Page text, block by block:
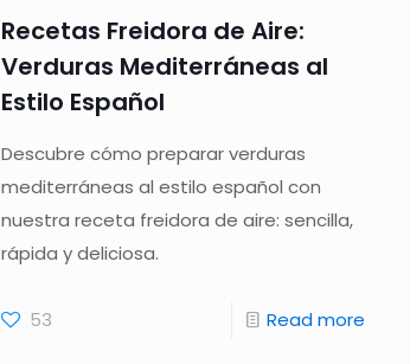
Recetas Freidora de Aire:
Verduras Mediterráneas al
Estilo Español
Descubre cómo preparar verduras
mediterráneas al estilo español con
nuestra receta freidora de aire: sencilla,
rápida y deliciosa.
53 Read more